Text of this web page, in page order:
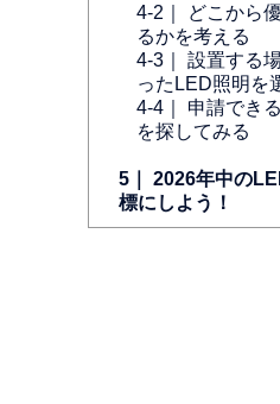
4-2｜ どこから
るかを考える
4-3｜ 設置する
ったLED照明を
4-4｜ 申請でき
を探してみる
5｜ 2026年中の
標にしよう！